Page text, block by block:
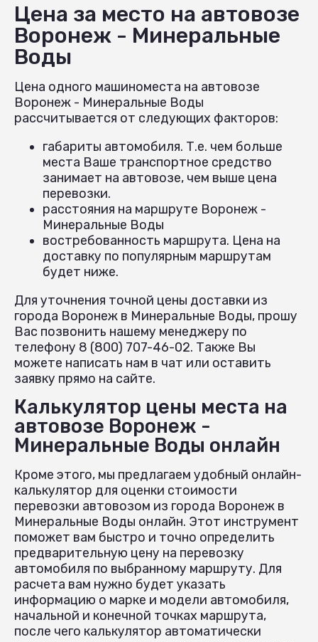
Цена за место на автовозе
Воронеж - Минеральные
Воды
Цена одного машиноместа на автовозе
Воронеж - Минеральные Воды
рассчитывается от следующих факторов:
габариты автомобиля. Т.е. чем больше
места Ваше транспортное средство
занимает на автовозе, чем выше цена
перевозки.
расстояния на маршруте Воронеж -
Минеральные Воды
востребованность маршрута. Цена на
доставку по популярным маршрутам
будет ниже.
Для уточнения точной цены доставки из
города Воронеж в Минеральные Воды, прошу
Вас позвонить нашему менеджеру по
телефону 8 (800) 707-46-02. Также Вы
можете написать нам в чат или оставить
заявку прямо на сайте.
Калькулятор цены места на
автовозе Воронеж -
Минеральные Воды онлайн
Кроме этого, мы предлагаем удобный онлайн-
калькулятор для оценки стоимости
перевозки автовозом из города Воронеж в
Минеральные Воды онлайн. Этот инструмент
поможет вам быстро и точно определить
предварительную цену на перевозку
автомобиля по выбранному маршруту. Для
расчета вам нужно будет указать
информацию о марке и модели автомобиля,
начальной и конечной точках маршрута,
после чего калькулятор автоматически